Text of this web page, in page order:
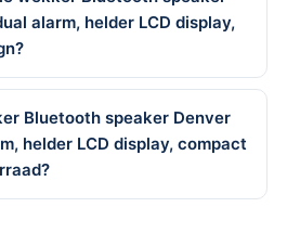
alarm, helder LCD display,
Bluetooth speaker Denver
helder LCD display, compact